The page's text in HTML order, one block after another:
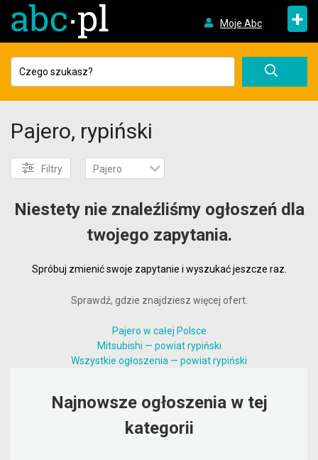
Moje Abc +
Pajero, rypiński
Filtry Pajero
Niestety nie znaleźliśmy ogłoszeń dla
twojego zapytania.
Spróbuj zmienić swoje zapytanie i wyszukać jeszcze raz.
Sprawdź, gdzie znajdziesz więcej ofert:
Pajero w całej Polsce
Mitsubishi — powiat rypiński
Wszystkie ogłoszenia — powiat rypiński
Najnowsze ogłoszenia w tej
kategorii